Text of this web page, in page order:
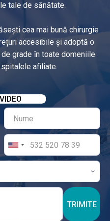
tale de sănătate.
cea mai bună chirurgie
accesibile și adoptă o
grade în toate domeniile
afiliate.
TRIMITE